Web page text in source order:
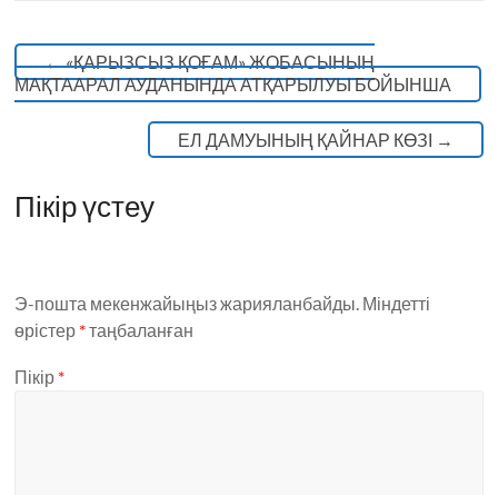
←«ҚАРЫЗСЫЗ ҚОҒАМ» ЖОБАСЫНЫҢ
МАҚТААРАЛ АУДАНЫНДА АТҚАРЫЛУЫ БОЙЫНША
ЕЛ ДАМУЫНЫҢ ҚАЙНАР КӨЗІ →
Пікір үстеу
Э-пошта мекенжайыңыз жарияланбайды. Міндетті
өрістер *таңбаланған
Пікір *